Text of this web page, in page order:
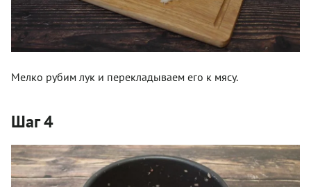
Мелко рубим лук и перекладываем его к мясу.
Шаг 4